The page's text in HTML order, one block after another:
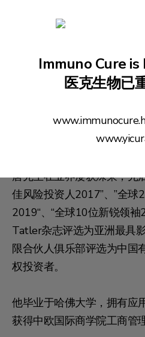
唐启波先生是戈壁创投的
资中国科技初创企业的经
区团队，管理多个基金，
有紧密关系，并作为其唯
投资了地区内多家独角兽公
AutoX、Amber Group、
唐先生在业界屡获殊荣，先
佳风险投资人2017”、”全球
2019“、“全球10位新锐领
Tatler杂志评选为亚洲最具
限合伙人俱乐部评选为中国
权投资者。
他毕业于哈佛大学，拥有应
获得中欧国际商学院工商管
Immuno Cure
医克生物已